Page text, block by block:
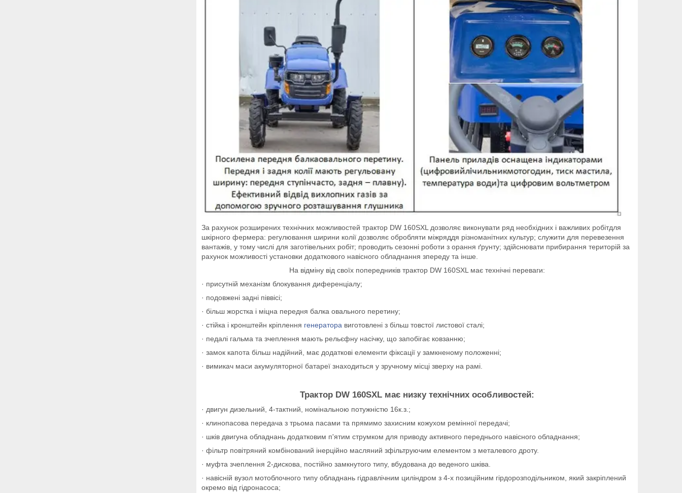
За рахунок розширених технічних можливостей трактор DW 160SXL дозволяє виконувати ряд необхідних і важливих робітдля
шкірного фермера: регулювання ширини колії дозволяє обробляти міжряддя різноманітних культур; служити для перевезення
вантажів, у тому числі для заготівельних робіт; проводить сезонні роботи з орання ґрунту; здійснювати прибирання територій за
рахунок можливості установки додаткового навісного обладнання зпереду та інше.
На відміну від своїх попередників трактор DW 160SXL має технічні переваги:
· присутній механізм блокування диференціалу;
· подовжені задні піввісі;
· більш жорстка і міцна передня балка овального перетину;
· стійка і кронштейн кріплення генератора виготовлені з більш товстої листової сталі;
· педалі гальма та зчеплення мають рельєфну насічку, що запобігає ковзанню;
· замок капота більш надійний, має додаткові елементи фіксації у замкненому положенні;
· вимикач маси акумуляторної батареї знаходиться у зручному місці зверху на рамі.
Трактор DW 160SXL має низку технічних особливостей:
· двигун дизельний, 4-тактний, номінальною потужністю 16к.з.;
· клинопасова передача з трьома пасами та прямимо захисним кожухом ремінної передачі;
· шків двигуна обладнань додатковим п'ятим струмком для приводу активного переднього навісного обладнання;
· фільтр повітряний комбінований інерційно масляний зфільтруючим елементом з металевого дроту.
· муфта зчеплення 2-дискова, постійно замкнутого типу, вбудована до веденого шківа.
· навісній вузол мотоблочного типу обладнань гідравлічним циліндром з 4-х позиційним гірдорозподільником, який закріплений
окремо від гідронасоса;